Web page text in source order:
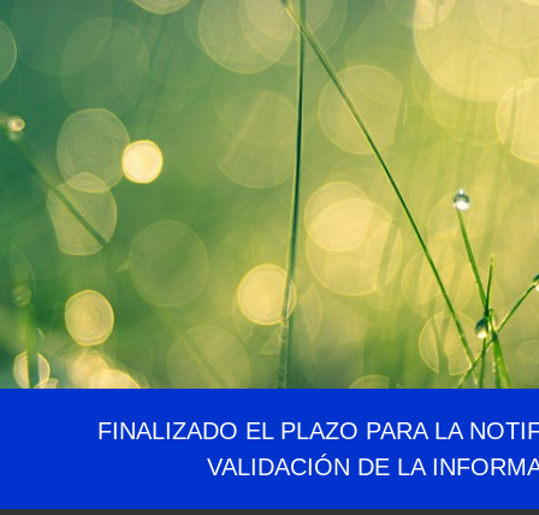
FINALIZADO EL PLAZO PARA LA
VALIDACIÓN DE LA